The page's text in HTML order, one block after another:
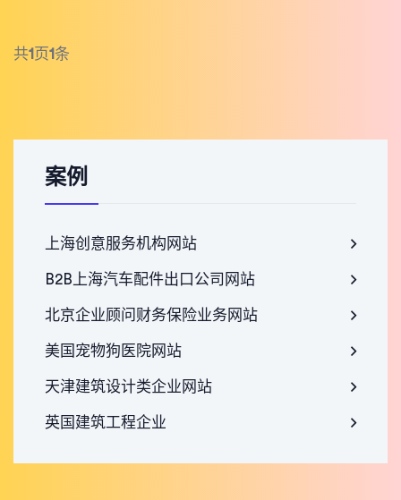
共1 页1条
案例
上海创意服务机构网站
B2B上海汽车配件出口公司网站
北京企业顾问财务保险业务网站
美国宠物狗医院网站
天津建筑设计类企业网站
英国建筑工程企业